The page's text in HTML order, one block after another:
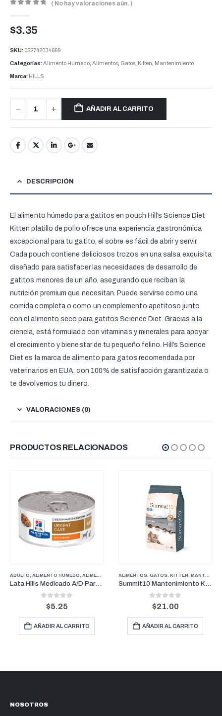
( No hay valoraciones aún. )
$3.35
SKU: 052742034669
Categorías:Alimento Humedo, Alimentos, Gatos, Kitten, Mantenimiento
Marca: HILLS
AÑADIR AL CARRITO
DESCRIPCIÓN
El alimento húmedo para gatitos en pouch Hill’s Science Diet
Kitten platillo de pollo ofrece una experiencia gastronómica
excepcional para tu gatito, el sobre es fácil de abrir y servir.
Cada pouch contiene deliciosos trozos en una salsa exquisita
diseñado para satisfacer las necesidades de desarrollo de
gatitos menores de un año, asegurando que reciban la
nutrición premium que necesitan. Puede servirse como una
comida completa o como un complemento apetitoso junto
con el alimento seco para gatitos Science Diet. Gracias a la
ciencia, está formulado con vitaminas y minerales para apoyar
el crecimiento y bienestar de tu pequeño felino. Hill’s Science
Diet es la marca de alimento para gatos recomendada por
veterinarios en EUA, con 100% de satisfacción garantizada o
te devolvemos tu dinero.
VALORACIONES (0)
PRODUCTOS RELACIONADOS
ADULTO, ALIMENTO HUMEDO, ALIMENTO HUMEDO ,ALIMENTOS, ALIMENTOS,
Lata Hills Medicado A/D Para Perro Y Gato 5.5 Onz
out of 5
$5.25
AÑADIR AL CARRITO
ALIMENTOS, GATOS, KITTEN, MANTENIMIENTO
Summit10 Mantenimiento Kitten 2kg
0out of 5
$21.00
AÑADIR AL CARRITO
NOSOTROS